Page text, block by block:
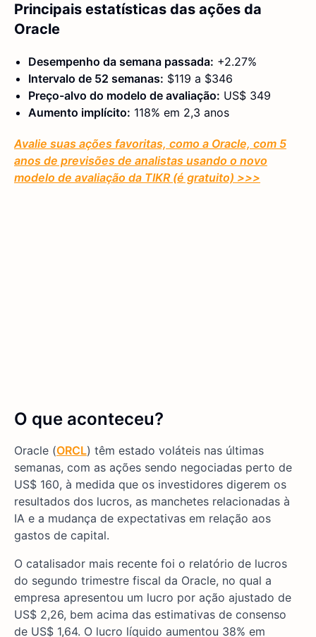
Principais estatísticas das ações da
Oracle
Desempenho da semana passada: +2.27%
Intervalo de 52 semanas: $119 a $346
Preço-alvo do modelo de avaliação: US$ 349
Aumento implícito: 118% em 2,3 anos
Avalie suas ações favoritas, como a Oracle, com 5
anos de previsões de analistas usando o novo
modelo de avaliação da TIKR (é gratuito) >>>
O que aconteceu?
Oracle (ORCL) têm estado voláteis nas últimas
semanas, com as ações sendo negociadas perto de
US$ 160, à medida que os investidores digerem os
resultados dos lucros, as manchetes relacionadas à
IA e a mudança de expectativas em relação aos
gastos de capital.
O catalisador mais recente foi o relatório de lucros
do segundo trimestre fiscal da Oracle, no qual a
empresa apresentou um lucro por ação ajustado de
US$ 2,26, bem acima das estimativas de consenso
de US$ 1,64. O lucro líquido aumentou 38% em